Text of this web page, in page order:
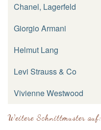
Chanel, Lagerfeld
Giorgio Armani
Helmut Lang
Levi Strauss & Co
Vivienne Westwood
Weitere Schnittmuster auf: